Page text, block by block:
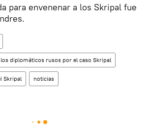
para envenenar a los Skripal fue
diplomáticos rusos por el caso Skripal
Skripal noticias